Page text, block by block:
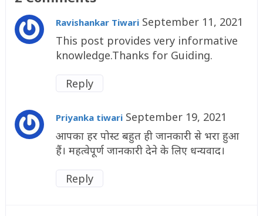
Ravishankar Tiwari September 11, 2021
This post provides very informative
knowledge.Thanks for Guiding.
Reply
Priyanka tiwari September 19, 2021
आपका हर पोस्ट बहुत ही जानकारी से भरा हुआ
हैं। महत्वेपूर्ण जानकारी देने के लिए धन्यवाद।
Reply